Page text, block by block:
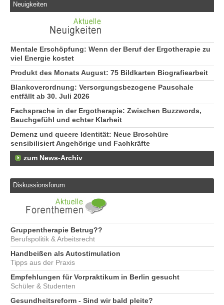
Neuigkeiten
Mentale Erschöpfung: Wenn der Beruf der Ergotherapie zu
viel Energie kostet
Produkt des Monats August: 75 Bildkarten Biografiearbeit
Blankoverordnung: Versorgungsbezogene Pauschale
entfällt ab 30. Juli 2026
Fachsprache in der Ergotherapie: Zwischen Buzzwords,
Bauchgefühl und echter Klarheit
Demenz und queere Identität: Neue Broschüre
sensibilisiert Angehörige und Fachkräfte
zum News-Archiv
Diskussionsforum
Gruppentherapie Betrug??
Berufspolitik & Arbeitsrecht
Handbeißen als Autostimulation
Tipps aus der Praxis
Empfehlungen für Vorpraktikum in Berlin gesucht
Schüler & Studenten
Gesundheitsreform - Sind wir bald pleite?